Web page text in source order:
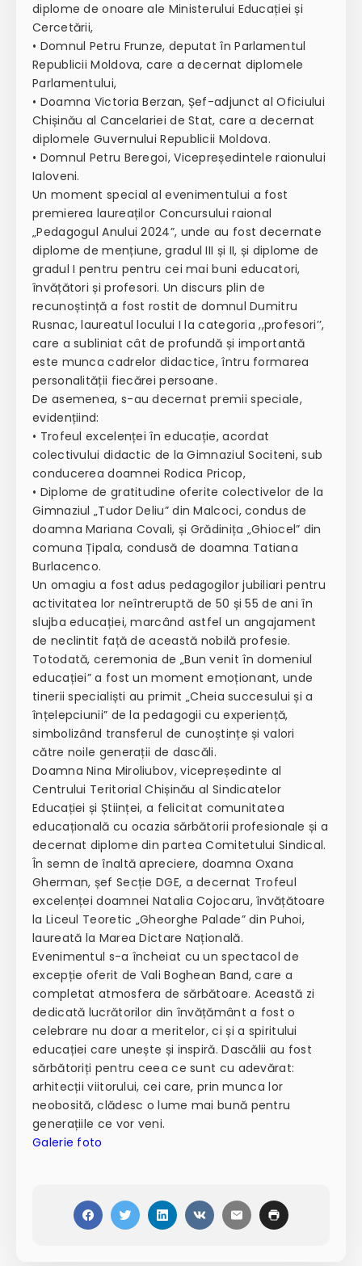
diplome de onoare ale Ministerului Educației și
Cercetării,
• Domnul Petru Frunze, deputat în Parlamentul
Republicii Moldova, care a decernat diplomele
Parlamentului,
• Doamna Victoria Berzan, Șef-adjunct al Oficiului
Chișinău al Cancelariei de Stat, care a decernat
diplomele Guvernului Republicii Moldova.
• Domnul Petru Beregoi, Vicepreședintele raionului
Ialoveni.
Un moment special al evenimentului a fost
premierea laureaților Concursului raional
„Pedagogul Anului 2024”, unde au fost decernate
diplome de mențiune, gradul III și II, și diplome de
gradul I pentru pentru cei mai buni educatori,
învățători și profesori. Un discurs plin de
recunoștință a fost rostit de domnul Dumitru
Rusnac, laureatul locului I la categoria ,,profesori’’,
care a subliniat cât de profundă și importantă
este munca cadrelor didactice, întru formarea
personalității fiecărei persoane.
De asemenea, s-au decernat premii speciale,
evidențiind:
• Trofeul excelenței în educație, acordat
colectivului didactic de la Gimnaziul Sociteni, sub
conducerea doamnei Rodica Pricop,
• Diplome de gratitudine oferite colectivelor de la
Gimnaziul „Tudor Deliu” din Malcoci, condus de
doamna Mariana Covali, și Grădinița „Ghiocel” din
comuna Țipala, condusă de doamna Tatiana
Burlacenco.
Un omagiu a fost adus pedagogilor jubiliari pentru
activitatea lor neîntreruptă de 50 și 55 de ani în
slujba educației, marcând astfel un angajament
de neclintit față de această nobilă profesie.
Totodată, ceremonia de „Bun venit în domeniul
educației” a fost un moment emoționant, unde
tinerii specialiști au primit „Cheia succesului și a
înțelepciunii” de la pedagogii cu experiență,
simbolizând transferul de cunoștințe și valori
către noile generații de dascăli.
Doamna Nina Miroliubov, vicepreședinte al
Centrului Teritorial Chișinău al Sindicatelor
Educației și Științei, a felicitat comunitatea
educațională cu ocazia sărbătorii profesionale și a
decernat diplome din partea Comitetului Sindical.
În semn de înaltă apreciere, doamna Oxana
Gherman, șef Secție DGE, a decernat Trofeul
excelenței doamnei Natalia Cojocaru, învățătoare
la Liceul Teoretic „Gheorghe Palade” din Puhoi,
laureată la Marea Dictare Națională.
Evenimentul s-a încheiat cu un spectacol de
excepție oferit de Vali Boghean Band, care a
completat atmosfera de sărbătoare. Această zi
dedicată lucrătorilor din învățământ a fost o
celebrare nu doar a meritelor, ci și a spiritului
educației care unește și inspiră. Dascălii au fost
sărbătoriți pentru ceea ce sunt cu adevărat:
arhitecții viitorului, cei care, prin munca lor
neobosită, clădesc o lume mai bună pentru
generațiile ce vor veni.
Galerie foto